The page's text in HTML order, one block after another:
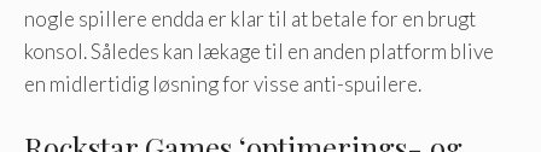
nogle spillere endda er klar til at betale for en brugt
konsol. Således kan lækage til en anden platform blive
en midlertidig løsning for visse anti-spuilere.